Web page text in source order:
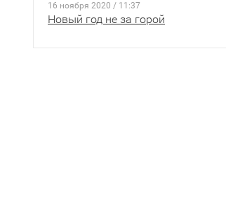
16 ноября 2020 / 11:37
Новый год не за горой